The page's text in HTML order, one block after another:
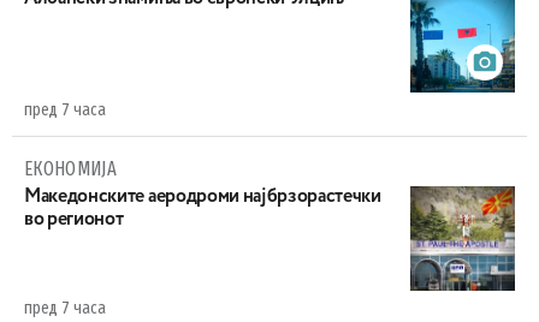
пред 7 часа
ЕКОНОМИЈА
Maкедонските аеродроми најбрзорастечки
во регионот
пред 7 часа